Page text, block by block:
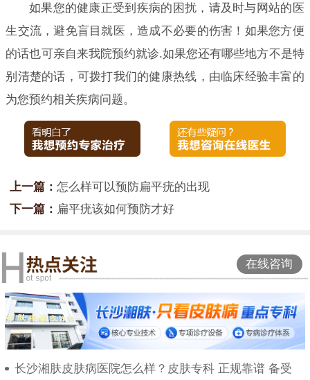
如果您的健康正受到疾病的困扰，请及时与网站的医
生交流，避免盲目就医，造成不必要的伤害！如果您方便
的话也可亲自来我院预约就诊.如果您还有哪些地方不是特
别清楚的话，可拨打我们的健康热线，由临床经验丰富的
为您预约相关疾病问题。
上一篇： 怎么样可以预防扁平疣的出现
下一篇： 扁平疣该如何预防才好
在线咨询
长沙湘肤皮肤病医院怎么样？皮肤专科 正规靠谱 备受